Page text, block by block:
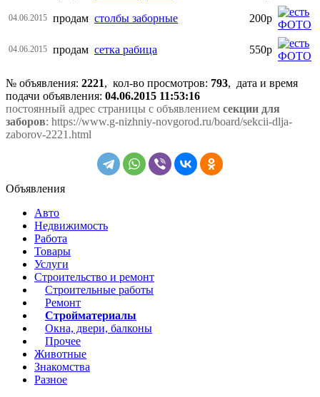
04.06.2015 продам столбы заборные 200р
04.06.2015 продам сетка рабица 550р
№ объявления: 2221, кол-во просмотров: 793, дата и время
подачи объявления: 04.06.2015 11:53:16
постоянный адрес страницы с объявлением секции для
заборов: https://www.g-nizhniy-novgorod.ru/board/sekcii-dlja-
zaborov-2221.html
Объявления
Авто
Недвижимость
Работа
Товары
Услуги
Строительство и ремонт
Строительные работы
Ремонт
Стройматериалы
Окна, двери, балконы
Прочее
Животные
Знакомства
Разное